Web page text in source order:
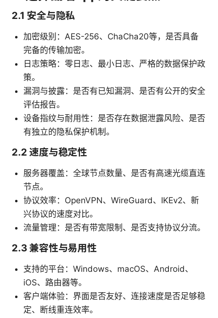
2.1 安全与隐私
加密级别：AES-256、ChaCha20等，是否具备
完备的传输加密。
日志策略：零日志、最小日志、严格的数据保护政
策。
漏洞与披露：是否有已知漏洞、是否有公开的安全
评估报告。
设备指纹与耐用性：是否存在数据泄露风险、是否
有独立的隐私保护机制。
2.2 速度与稳定性
服务器覆盖：全球节点数量、是否有高速光缆直连
节点。
协议效率：OpenVPN、WireGuard、IKEv2、新
兴协议的速度对比。
流量管理：是否有带宽限制、是否支持协议分流。
2.3 兼容性与易用性
支持的平台：Windows、macOS、Android、
iOS、路由器等。
客户端体验：界面是否友好、连接速度是否足够稳
定、断线重连效率。